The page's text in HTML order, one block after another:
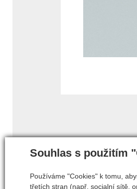
Souhlas s použitím
Používáme "Cookies" k tomu,
třetích stran (např. socialní sítě,